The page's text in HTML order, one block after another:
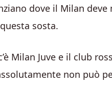
dove il Milan
sosta.
Milan Juve e il club
non può